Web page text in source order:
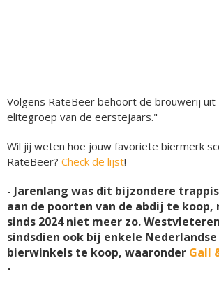
Volgens RateBeer behoort de brouwerij
elitegroep van de eerstejaars."
Wil jij weten hoe jouw favoriete biermerk
RateBeer? Check de lijst!
- Jarenlang was dit bijzondere
aan de poorten van de abdij te koop,
sinds 2024 niet meer zo.
sindsdien ook bij enkele
bierwinkels te koop, waaronder Gall
-